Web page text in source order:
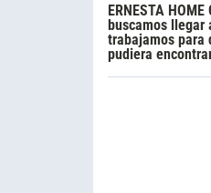
ERNESTA
buscamos llegar
trabajamos para
pudiera